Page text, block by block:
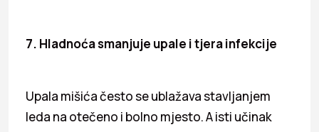
7. Hladnoća smanjuje upale i tjera infekcije
Upala mišića često se ublažava stavljanjem
leda na otečeno i bolno mjesto. A isti učinak